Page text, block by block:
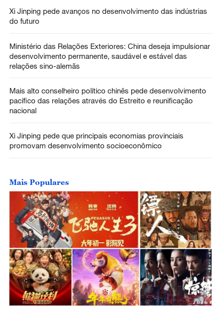
Xi Jinping pede avanços no desenvolvimento das indústrias
do futuro
Ministério das Relações Exteriores: China deseja impulsionar
desenvolvimento permanente, saudável e estável das
relações sino-alemãs
Mais alto conselheiro político chinês pede desenvolvimento
pacífico das relações através do Estreito e reunificação
nacional
Xi Jinping pede que principais economias provinciais
promovam desenvolvimento socioeconômico
Mais Populares